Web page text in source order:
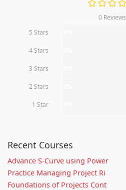
0 Reviews
5 Stars
4 Stars
3 Stars
2 Stars
1 Star
Recent Courses
Advance S-Curve using Power
Practice Managing Project Ri
Foundations of Projects Cont